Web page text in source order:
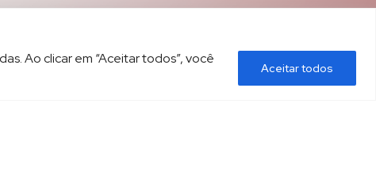
Ao clicar em “Aceitar todos”, você
Aceitar todos